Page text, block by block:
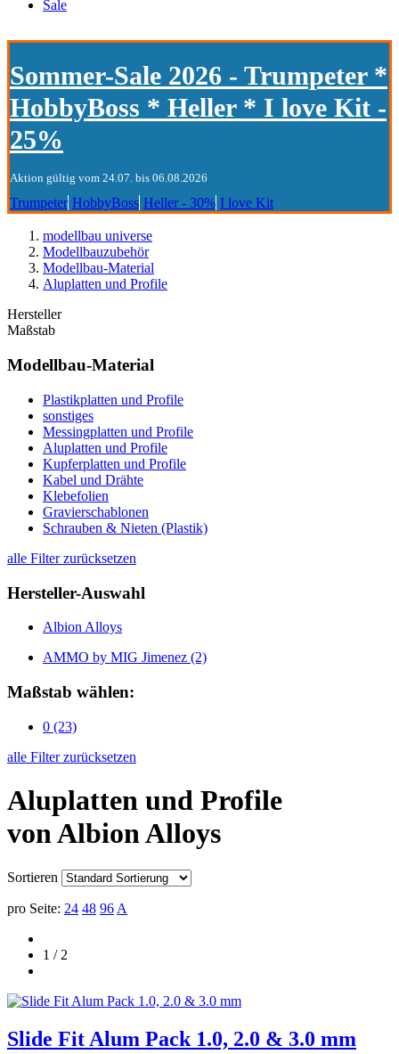
Sale
Sommer-Sale 2026 - Trumpeter *
HobbyBoss * Heller * I love Kit -
25%
Aktion gültig vom 24.07. bis 06.08.2026
Trumpeter HobbyBoss Heller - 30% I love Kit
modellbau universe
Modellbauzubehör
Modellbau-Material
Aluplatten und Profile
Hersteller
Maßstab
Modellbau-Material
Plastikplatten und Profile
sonstiges
Messingplatten und Profile
Aluplatten und Profile
Kupferplatten und Profile
Kabel und Drähte
Klebefolien
Gravierschablonen
Schrauben & Nieten (Plastik)
alle Filter zurücksetzen
Hersteller-Auswahl
Albion Alloys
AMMO by MIG Jimenez (2)
Maßstab wählen:
0 (23)
alle Filter zurücksetzen
Aluplatten und Profile
von Albion Alloys
Sortieren
pro Seite: 24 48 96 A
1 / 2
Slide Fit Alum Pack 1.0, 2.0 & 3.0 mm